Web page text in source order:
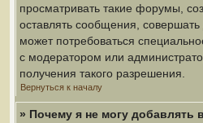
просматривать такие форумы,
оставлять сообщения, совершать
может потребоваться
с модератором или
получения такого разрешения.
Вернуться к началу
» Почему я не могу добавлять